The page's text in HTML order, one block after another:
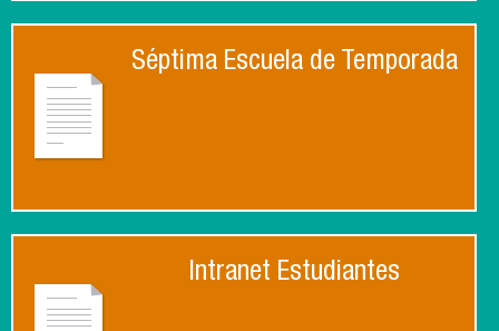
Séptima Escuela de Temporada
Intranet Estudiantes